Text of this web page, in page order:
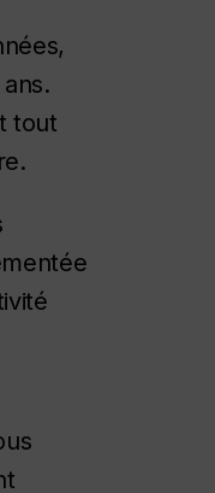
tout